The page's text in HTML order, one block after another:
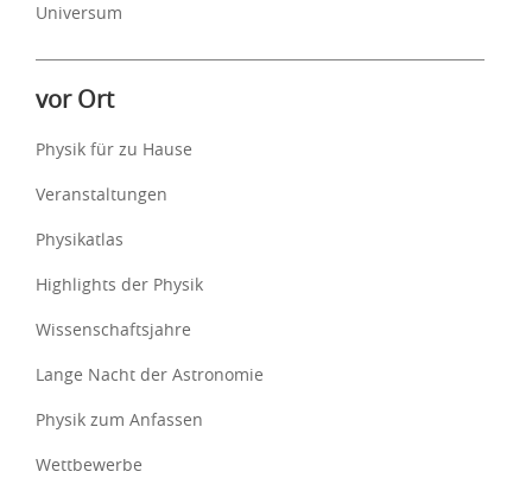
Universum
vor Ort
Physik für zu Hause
Veranstaltungen
Physikatlas
Highlights der Physik
Wissenschaftsjahre
Lange Nacht der Astronomie
Physik zum Anfassen
Wettbewerbe